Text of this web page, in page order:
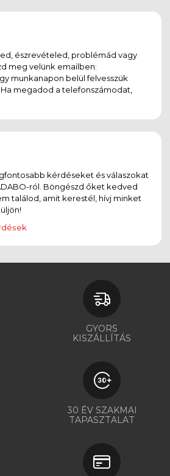
észrevételed, problémád vagy
meg velünk emailben:
munkanapon belül felvesszük
megadod a telefonszámodat,
kérdéseket és válaszokat
ról. Böngészd őket kedved
találod, amit kerestél, hívj minket
GYORS
KISZÁLLÍTÁS
30 ÉV SZAKMAI
TAPASZTALAT